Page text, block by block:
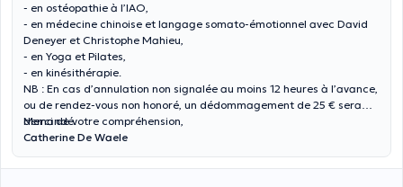
- en ostéopathie à l’IAO,
- en médecine chinoise et langage somato-émotionnel avec David
Deneyer et Christophe Mahieu,
- en Yoga et Pilates,
- en kinésithérapie.
NB : En cas d’annulation non signalée au moins 12 heures à l’avance,
ou de rendez-vous non honoré, un dédommagement de 25 € sera
demandé.
Merci de votre compréhension,
Catherine De Waele